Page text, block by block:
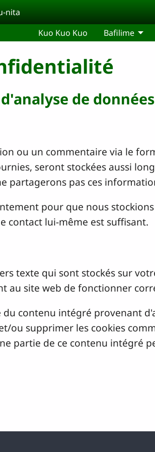
nita
Kuo Kuo Kuo Bafilime
de
ou un commentaire via le
seront stockées aussi
partagerons pas ces
pour que nous
contact lui-même est suffisant.
texte qui sont stockés sur
au site web de fonctionner
contenu intégré provenant
ou supprimer les cookies
partie de ce contenu intégré